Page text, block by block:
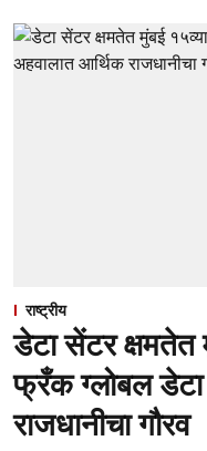
राष्ट्रीय
डेटा सेंटर क्षमतेत
फ्रँक ग्लोबल
राजधानीचा गौरव